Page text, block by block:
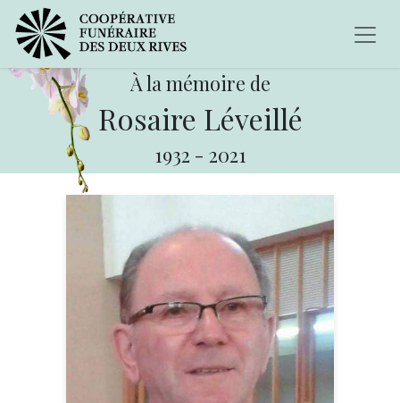
À la mémoire de
Rosaire Léveillé
1932 - 2021